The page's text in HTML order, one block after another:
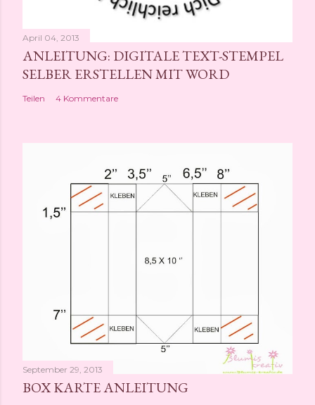
April 04, 2013
ANLEITUNG: DIGITALE TEXT-STEMPEL
SELBER ERSTELLEN MIT WORD
Teilen 4 Kommentare
September 29, 2013
BOX KARTE ANLEITUNG